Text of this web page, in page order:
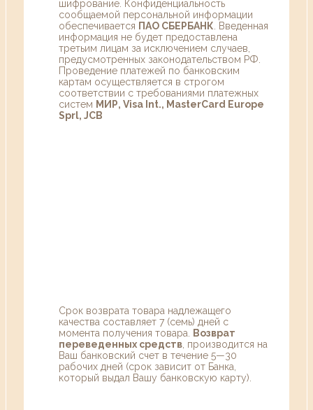
шифрование. Конфиденциальность
сообщаемой персональной информации
обеспечивается ПАО СБЕРБАНК . Введенная
информация не будет предоставлена
третьим лицам за исключением случаев,
предусмотренных законодательством РФ.
Проведение платежей по банковским
картам осуществляется в строгом
соответствии с требованиями платежных
систем МИР, Visa Int., MasterCard Europe
Sprl, JCB
Срок возврата товара надлежащего
качества составляет 7 (семь) дней с
момента получения товара.
Возврат
переведенных средств , производится на
Ваш банковский счет в течение 5—30
рабочих дней (срок зависит от Банка,
который выдал Вашу банковскую карту).